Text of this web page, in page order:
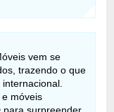
vem se
trazendo o que
móveis
para surpreender